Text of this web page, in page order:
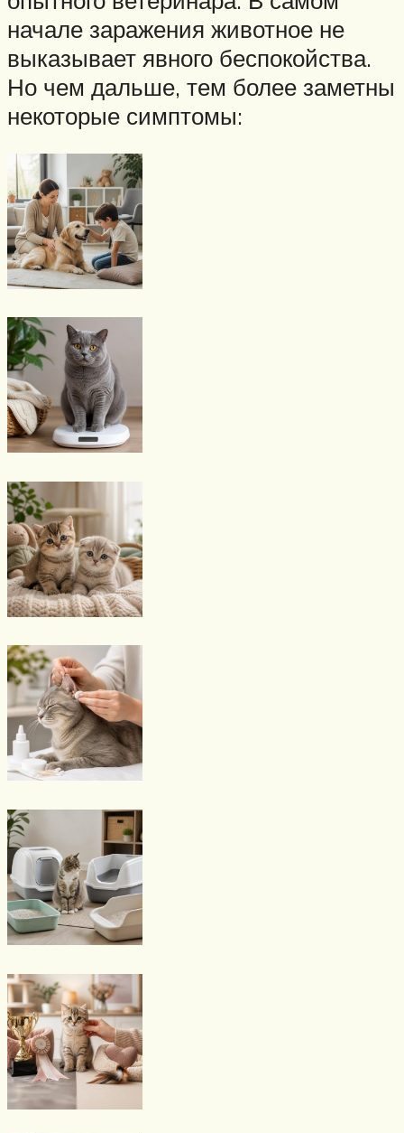
начале заражения животное не
выказывает явного беспокойства.
Но чем дальше, тем более заметны
некоторые симптомы: